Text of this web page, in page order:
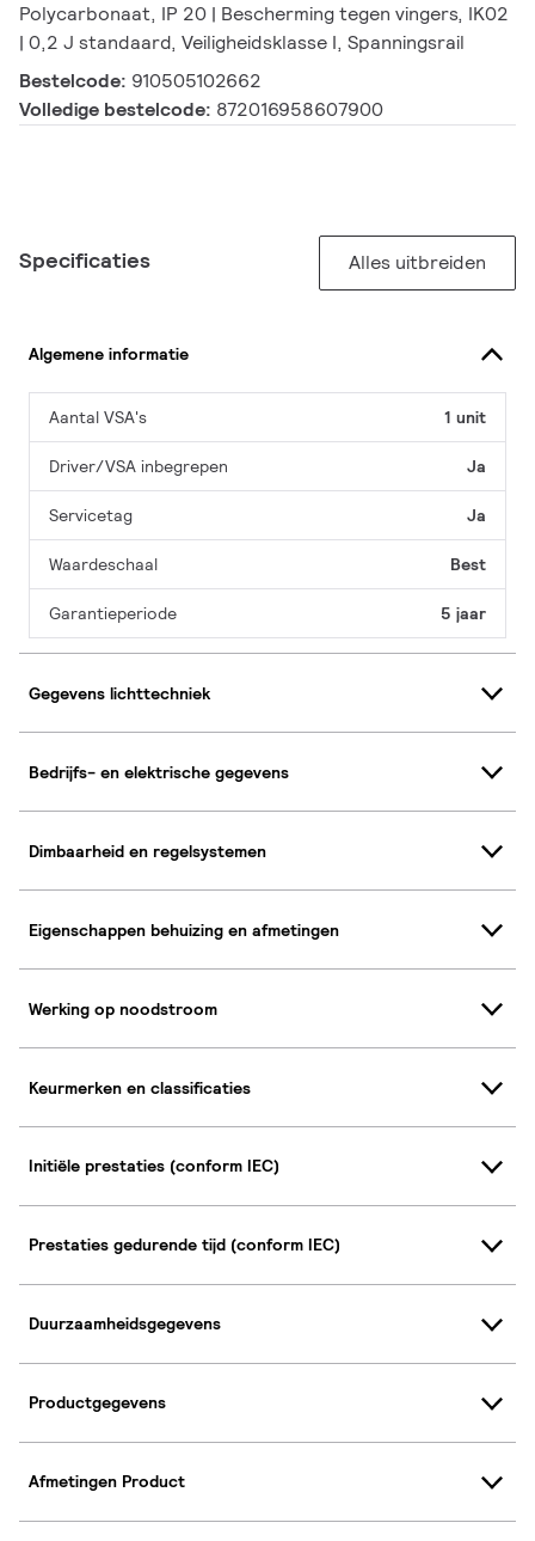
Polycarbonaat, IP 20 | Bescherming tegen vingers, IK02
| 0,2 J standaard, Veiligheidsklasse I, Spanningsrail
Bestelcode: 910505102662
Volledige bestelcode: 872016958607900
Specificaties Alles uitbreiden
Algemene informatie
Aantal VSA's 1 unit
Driver/VSA inbegrepen Ja
Servicetag Ja
Waardeschaal Best
Garantieperiode 5 jaar
Gegevens lichttechniek
Bedrijfs- en elektrische gegevens
Dimbaarheid en regelsystemen
Eigenschappen behuizing en afmetingen
Werking op noodstroom
Keurmerken en classificaties
Initiële prestaties (conform IEC)
Prestaties gedurende tijd (conform IEC)
Duurzaamheidsgegevens
Productgegevens
Afmetingen Product